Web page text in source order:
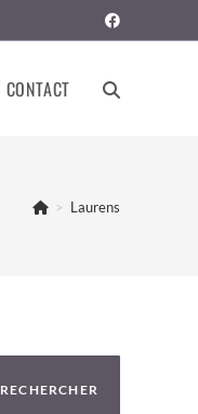
CONTACT TOGGLE
> Laurens
RECHERCHER